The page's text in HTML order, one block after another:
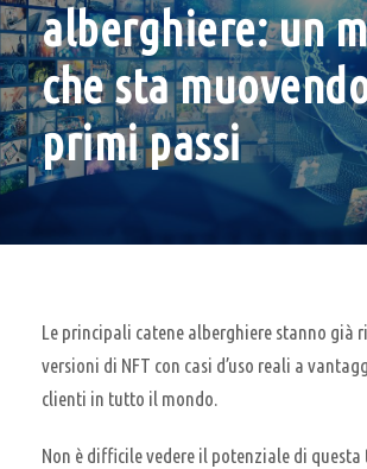
alberghiere: un
che sta
primi passi
Le principali catene alberghiere stanno già
versioni di NFT con casi d’uso reali a
clienti in tutto il mondo.
Non è difficile vedere il potenziale di questa